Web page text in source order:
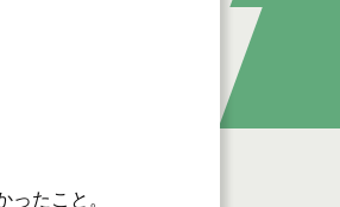
たこと。